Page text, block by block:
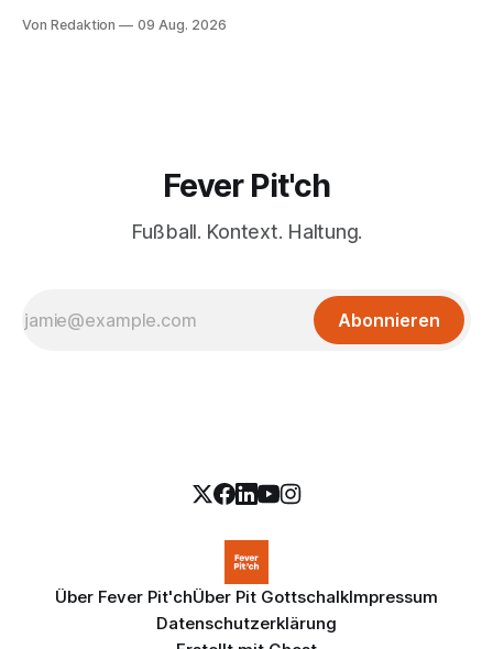
Von Redaktion 09 Aug. 2026
Fever Pit'ch
Fußball. Kontext. Haltung.
Abonnieren
Über Fever Pit'chÜber Pit GottschalkImpressum
Datenschutzerklärung